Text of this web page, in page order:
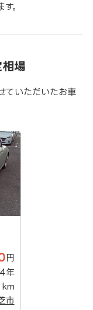
。
場
ていただいたお車
円
年
km
市